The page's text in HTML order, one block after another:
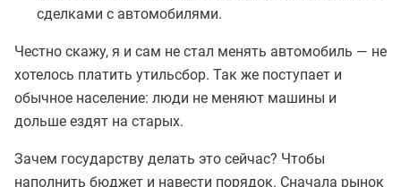
сделками с автомобилями.
Честно скажу, я и сам не стал менять автомобиль — не
хотелось платить утильсбор. Так же поступает и
обычное население: люди не меняют машины и
дольше ездят на старых.
Зачем государству делать это сейчас? Чтобы
наполнить бюджет и навести порядок. Сначала рынок